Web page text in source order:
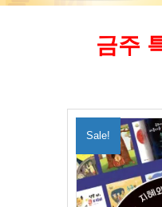
금주
Sale!